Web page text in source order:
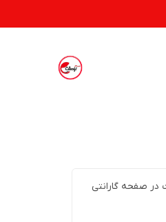
صفحه گارانتی